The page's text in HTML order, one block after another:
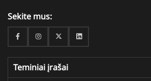
Sekite mus:
FacebookInstagramTwitterLinkedin
Teminiai įrašai